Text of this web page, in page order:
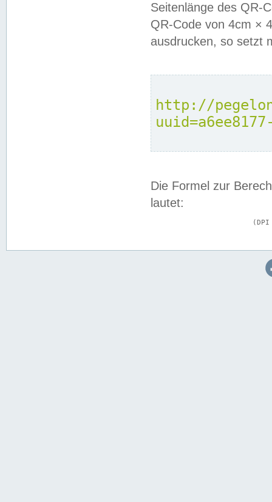
Seitenlänge des QR-
QR-Code von 4cm ×
ausdrucken, so setzt
http://
Die Formel zur
lautet: